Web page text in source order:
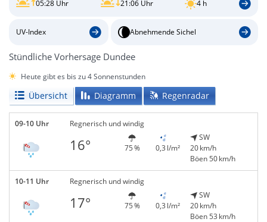
05:28 Uhr 21:06 Uhr 4 h
UV-Index Abnehmende Sichel
Stündliche Vorhersage Dundee
Heute gibt es bis zu 4 Sonnenstunden
Übersicht Diagramm Regenradar
09-10 Uhr Regnerisch und windig
16° 75 % 0,3 l/m²
SW
20 km/h
Böen 50 km/h
10-11 Uhr Regnerisch und windig
17° 75 % 0,3 l/m²
SW
20 km/h
Böen 53 km/h